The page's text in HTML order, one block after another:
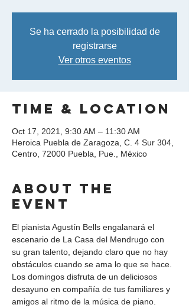
Se ha cerrado la posibilidad de
registrarse
Ver otros eventos
Time & Location
Oct 17, 2021, 9:30 AM – 11:30 AM
Heroica Puebla de Zaragoza, C. 4 Sur 304,
Centro, 72000 Puebla, Pue., México
About the
event
El pianista Agustín Bells engalanará el
escenario de La Casa del Mendrugo con
su gran talento, dejando claro que no hay
obstáculos cuando se ama lo que se hace.
Los domingos disfruta de un deliciosos
desayuno en compañía de tus familiares y
amigos al ritmo de la música de piano.